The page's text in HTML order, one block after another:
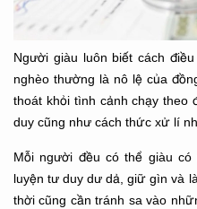
Người giàu luôn biết cách
nghèo thường là nô lệ của
thoát khỏi tình cảnh chạy theo
duy cũng như cách thức xử lí
Mỗi người đều có thể giàu
luyện tư duy dư dả, giữ gìn và
thời cũng cần tránh sa vào